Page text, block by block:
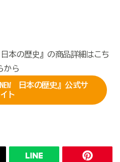
本の歴史』の商品詳細はこち
から
日本の歴史』公式サ
イト